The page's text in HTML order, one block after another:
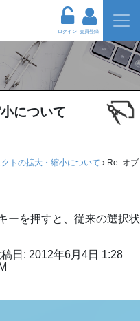
ログイン 会員登録
について
トの拡大・縮小について › Re: オブ
ーを押すと、従来の選択状
日: 2012年6月4日 1:28